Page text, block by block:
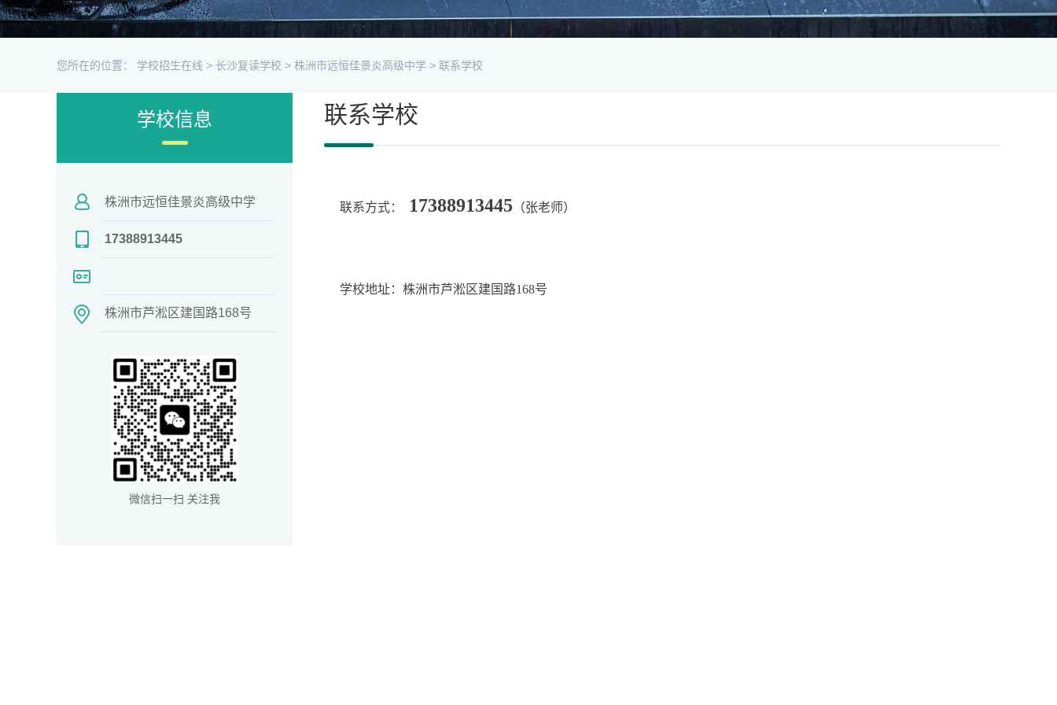
您所在的位置： 学校招生在线 > 长沙复读学校 > 株洲市远恒佳景炎高级中学 > 联系学校
学校信息
株洲市远恒佳景炎高级中学
17388913445
株洲市芦淞区建国路168号
微信扫一扫 关注我
联系学校
联系方式： 17388913445 （张老师）
学校地址：株洲市芦淞区建国路168号